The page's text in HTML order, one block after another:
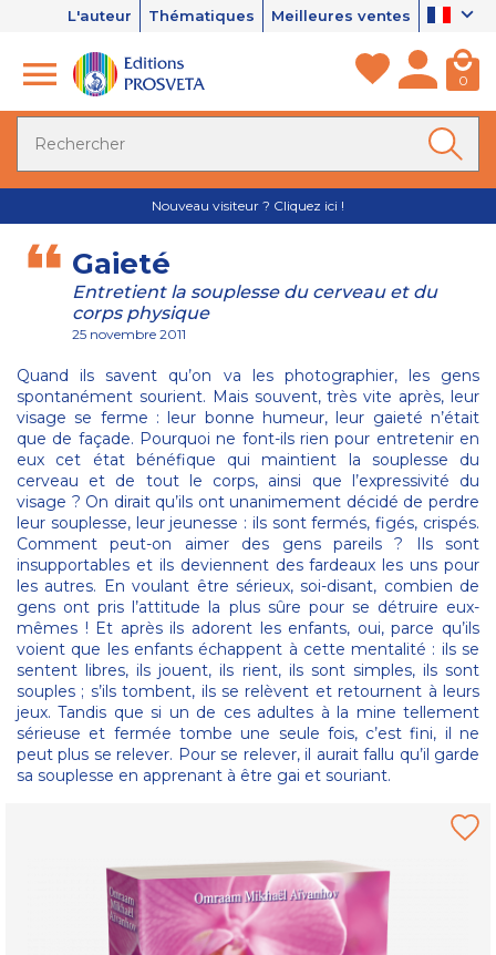
L'auteur Thématiques Meilleures ventes
0
Nouveau visiteur ? Cliquez ici !
Gaieté
Entretient la souplesse du cerveau et du
corps physique
25 novembre 2011
Quand ils savent qu’on va les photographier, les gens
spontanément sourient. Mais souvent, très vite après, leur
visage se ferme : leur bonne humeur, leur gaieté n’était
que de façade. Pourquoi ne font-ils rien pour entretenir en
eux cet état bénéfique qui maintient la souplesse du
cerveau et de tout le corps, ainsi que l’expressivité du
visage ? On dirait qu’ils ont unanimement décidé de perdre
leur souplesse, leur jeunesse : ils sont fermés, figés, crispés.
Comment peut-on aimer des gens pareils ? Ils sont
insupportables et ils deviennent des fardeaux les uns pour
les autres. En voulant être sérieux, soi-disant, combien de
gens ont pris l’attitude la plus sûre pour se détruire eux-
mêmes ! Et après ils adorent les enfants, oui, parce qu’ils
voient que les enfants échappent à cette mentalité : ils se
sentent libres, ils jouent, ils rient, ils sont simples, ils sont
souples ; s’ils tombent, ils se relèvent et retournent à leurs
jeux. Tandis que si un de ces adultes à la mine tellement
sérieuse et fermée tombe une seule fois, c’est fini, il ne
peut plus se relever. Pour se relever, il aurait fallu qu’il garde
sa souplesse en apprenant à être gai et souriant.